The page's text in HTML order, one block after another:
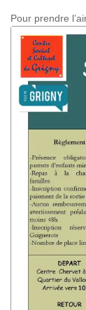
Pour prendre